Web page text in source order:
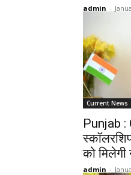
admin -
Current News
Punjab :
को मिलेगी
admin -